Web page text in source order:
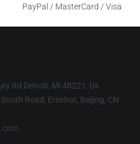
PayPal / MasterCard / Visa
Rd Detroit, Mi 48221, Us
Road, Erenhot, Beijing, CN